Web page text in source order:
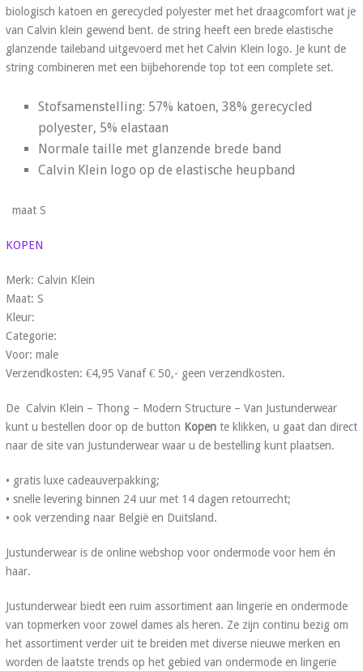
biologisch katoen en gerecycled polyester met het draagcomfort wat je
van Calvin klein gewend bent. de string heeft een brede elastische
glanzende taileband uitgevoerd met het Calvin Klein logo. Je kunt de
string combineren met een bijbehorende top tot een complete set.
Stofsamenstelling: 57% katoen, 38% gerecycled
polyester, 5% elastaan
Normale taille met glanzende brede band
Calvin Klein logo op de elastische heupband
maat S
KOPEN
Merk: Calvin Klein
Maat: S
Kleur:
Categorie:
Voor: male
Verzendkosten: €4,95 Vanaf € 50,- geen verzendkosten.
De Calvin Klein – Thong – Modern Structure – Van Justunderwear
kunt u bestellen door op de button Kopente klikken, u gaat dan direct
naar de site van Justunderwear waar u de bestelling kunt plaatsen.
• gratis luxe cadeauverpakking;
• snelle levering binnen 24 uur met 14 dagen retourrecht;
• ook verzending naar België en Duitsland.
Justunderwear is de online webshop voor ondermode voor hem én
haar.
Justunderwear biedt een ruim assortiment aan lingerie en ondermode
van topmerken voor zowel dames als heren. Ze zijn continu bezig om
het assortiment verder uit te breiden met diverse nieuwe merken en
worden de laatste trends op het gebied van ondermode en lingerie